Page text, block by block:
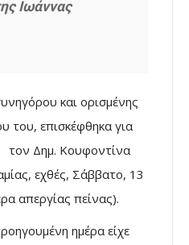
Ιωάννας
και ορισμένης
του, επισκέφθηκα για
τον Δημ. Κουφοντίνα
εχθές, Σάββατο, 13
απεργίας πείνας).
ημέρα είχε